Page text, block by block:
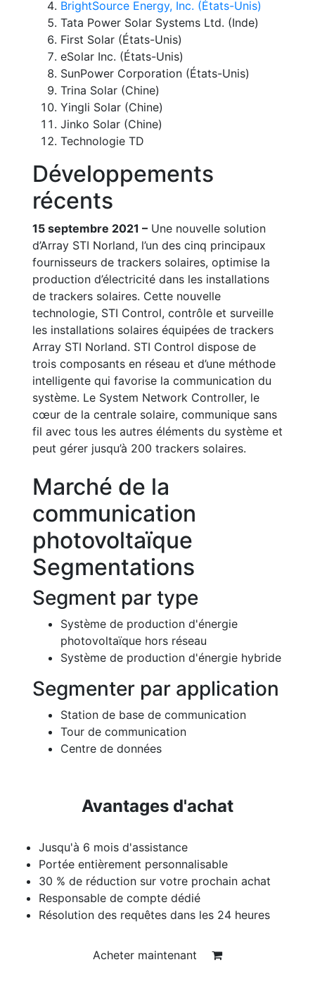
BrightSource Energy, Inc. (États-Unis)
Tata Power Solar Systems Ltd. (Inde)
First Solar (États-Unis)
eSolar Inc. (États-Unis)
SunPower Corporation (États-Unis)
Trina Solar (Chine)
Yingli Solar (Chine)
Jinko Solar (Chine)
Technologie TD
Développements
récents
15 septembre 2021 – Une nouvelle solution
d’Array STI Norland, l’un des cinq principaux
fournisseurs de trackers solaires, optimise la
production d’électricité dans les installations
de trackers solaires. Cette nouvelle
technologie, STI Control, contrôle et surveille
les installations solaires équipées de trackers
Array STI Norland. STI Control dispose de
trois composants en réseau et d’une méthode
intelligente qui favorise la communication du
système. Le System Network Controller, le
cœur de la centrale solaire, communique sans
fil avec tous les autres éléments du système et
peut gérer jusqu’à 200 trackers solaires.
Marché de la
communication
photovoltaïque
Segmentations
Segment par type
Système de production d'énergie
photovoltaïque hors réseau
Système de production d'énergie hybride
Segmenter par application
Station de base de communication
Tour de communication
Centre de données
Avantages d'achat
Jusqu'à 6 mois d'assistance
Portée entièrement personnalisable
30 % de réduction sur votre prochain achat
Responsable de compte dédié
Résolution des requêtes dans les 24 heures
Acheter maintenant